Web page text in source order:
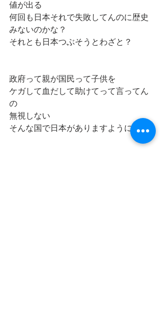
値が出る
何回も日本それで失敗してんのに歴史
みないのかな？
それとも日本つぶそうとわざと？
政府って親が国民って子供を
ケガして血だして助けてって言ってん
の
無視しない
そんな国で日本がありますように